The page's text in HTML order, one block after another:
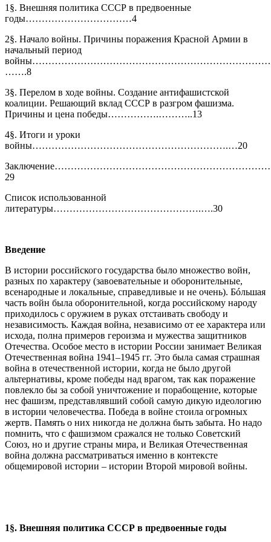
1§. Внешняя политика СССР в предвоенные
годы……………………………4
2§. Начало войны. Причины поражения Красной Армии в
начальный период
…….8
3§. Перелом в ходе войны. Создание антифашистской
коалиции. Решающий вклад СССР в разгром фашизма.
Причины и цена победы…………….………..13
4§. Итоги и уроки
войны…………………………………………………….…20
29
Список использованной
литературы……………………………………….….30
Введение
В истории российского государства было множество войн,
разных по характеру (завоевательные и оборонительные,
всенародные и локальные, справедливые и не очень). Бóльшая
часть войн была оборонительной, когда российскому народу
приходилось с оружием в руках отстаивать свободу и
независимость. Каждая война, независимо от ее характера или
исхода, полна примеров героизма и мужества защитников
Отечества. Особое место в истории России занимает Великая
Отечественная война 1941–1945 гг. Это была самая страшная
война в отечественной истории, когда не было другой
альтернативы, кроме победы над врагом, так как поражение
повлекло бы за собой уничтожение и порабощение, которые
нес фашизм, представлявший собой самую дикую идеологию
в истории человечества. Победа в войне стоила огромных
жертв. Память о них никогда не должна быть забыта. Но надо
помнить, что с фашизмом сражался не только Советский
Союз, но и другие страны мира, и Великая Отечественная
война должна рассматриваться именно в контексте
общемировой истории – истории Второй мировой войны.
1§. Внешняя политика СССР в предвоенные годы